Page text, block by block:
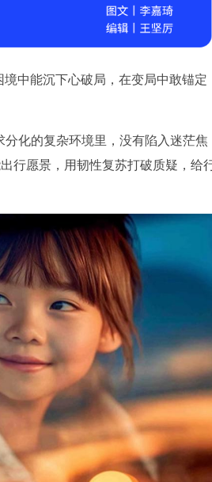
中能沉下心破局，在变局中敢锚定
化的复杂环境里，没有陷入迷茫焦
行愿景，用韧性复苏打破质疑，给